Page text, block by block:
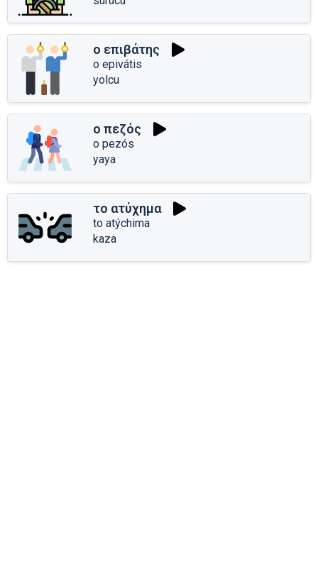
ο επιβάτης
o epivátis
yolcu
ο πεζός
o pezós
yaya
το ατύχημα
to atýchima
kaza